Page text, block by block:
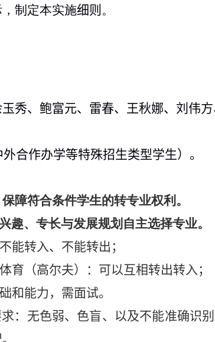
制定本实施细则 。
秀、鲍富元、雷春、王秋娜、刘伟
合作办学等特殊招生类型学生）。
障符合条件学生的转专业权利。
、专长与发展规划自主选择专业。
能转入、不能转出；
育（高尔夫）：可以互相转出转入；
和能力，需面试。
：无色弱、色盲、以及不能准确识